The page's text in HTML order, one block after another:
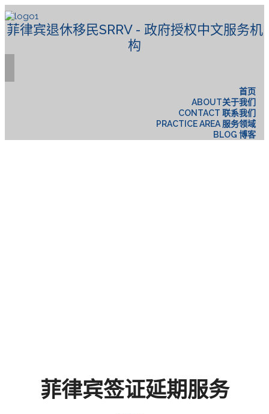
菲律宾退休移民SRRV - 政府授权中文服务机
构
首页
ABOUT关于我们
CONTACT 联系我们
PRACTICE AREA 服务领域
BLOG 博客
菲律宾签证延期服务